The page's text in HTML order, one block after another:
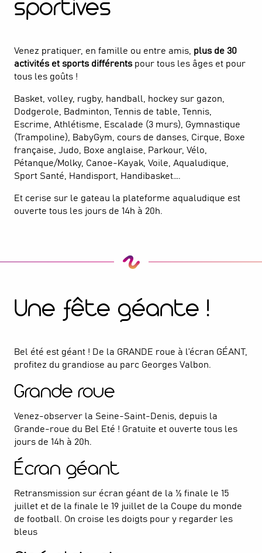
sportives
Venez pratiquer, en famille ou entre amis, plus de 30
activités et sports différentspour tous les âges et pour
tous les goûts !
Basket, volley, rugby, handball, hockey sur gazon,
Dodgerole, Badminton, Tennis de table, Tennis,
Escrime, Athlétisme, Escalade (3 murs), Gymnastique
(Trampoline), BabyGym, cours de danses, Cirque, Boxe
française, Judo, Boxe anglaise, Parkour, Vélo,
Pétanque/Molky, Canoe-Kayak, Voile, Aqualudique,
Sport Santé, Handisport, Handibasket….
Et cerise sur le gateau la plateforme aqualudique est
ouverte tous les jours de 14h à 20h.
Une fête géante !
Bel été est géant ! De la GRANDE roue à l’écran GÉANT,
profitez du grandiose au parc Georges Valbon.
Grande roue
Venez-observer la Seine-Saint-Denis, depuis la
Grande-roue du Bel Eté ! Gratuite et ouverte tous les
jours de 14h à 20h.
Écran géant
Retransmission sur écran géant de la ½ finale le 15
juillet et de la finale le 19 juillet de la Coupe du monde
de football. On croise les doigts pour y regarder les
bleus